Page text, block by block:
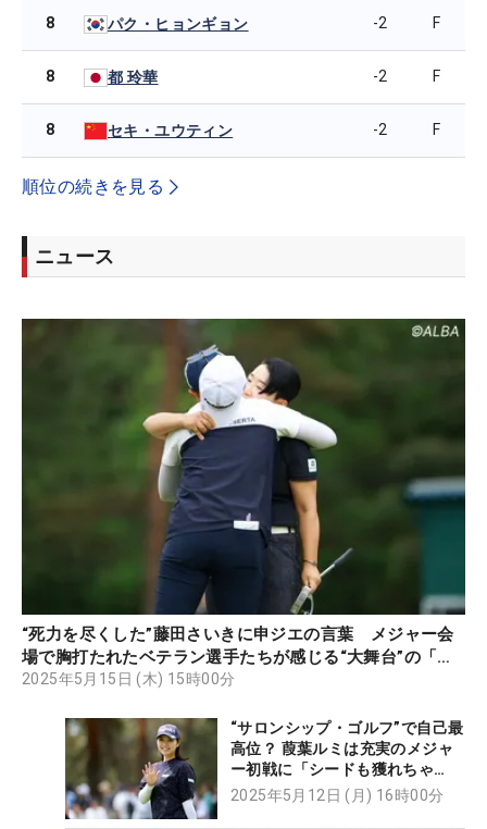
8 パク・ヒョンギョン -2 F
8 都 玲華 -2 F
8 セキ・ユウティン -2 F
順位の続きを見る
ニュース
“死力を尽くした”藤田さいきに申ジエの言葉 メジャー会
場で胸打たれたベテラン選手たちが感じる“大舞台”の「重
み」【現地記者コラム】
2025年5月15日 (木) 15時00分
“サロンシップ・ゴルフ”で自己最
高位？ 葭葉ルミは充実のメジャ
ー初戦に「シードも獲れちゃ
う？」
2025年5月12日 (月) 16時00分